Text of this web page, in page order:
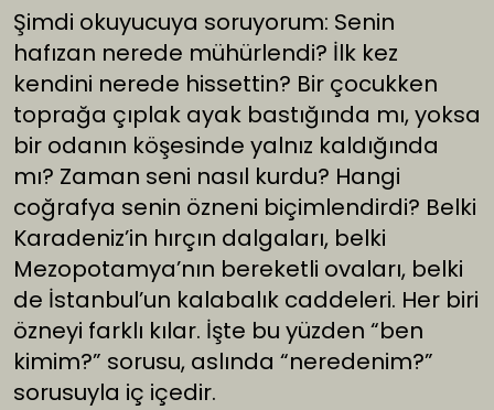
Şimdi okuyucuya soruyorum: Senin
hafızan nerede mühürlendi? İlk kez
kendini nerede hissettin? Bir çocukken
toprağa çıplak ayak bastığında mı, yoksa
bir odanın köşesinde yalnız kaldığında
mı? Zaman seni nasıl kurdu? Hangi
coğrafya senin özneni biçimlendirdi? Belki
Karadeniz’in hırçın dalgaları, belki
Mezopotamya’nın bereketli ovaları, belki
de İstanbul’un kalabalık caddeleri. Her biri
özneyi farklı kılar. İşte bu yüzden “ben
kimim?” sorusu, aslında “neredenim?”
sorusuyla iç içedir.